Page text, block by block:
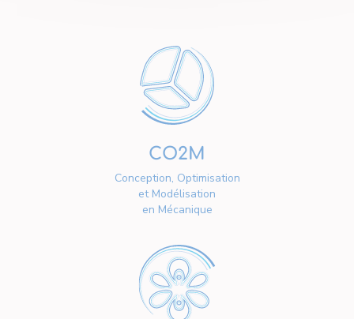
CO2M
Conception, Optimisation
et Modélisation
en Mécanique